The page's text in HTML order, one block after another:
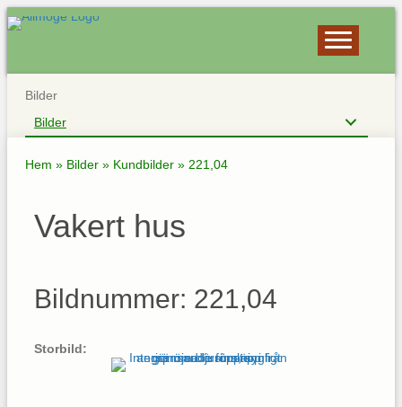
Bilder
Bilder
Hem » Bilder » Kundbilder » 221,04
Vakert hus
Bildnummer: 221,04
Storbild: